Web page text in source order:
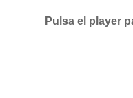
Pulsa el player